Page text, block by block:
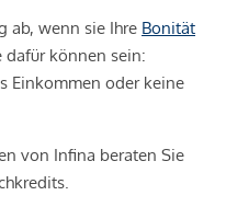
ab, wenn sie Ihre Bonität
dafür können sein:
Einkommen oder keine
von Infina beraten Sie